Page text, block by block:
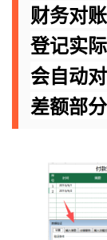
财务对
登记实
会自动
差额部